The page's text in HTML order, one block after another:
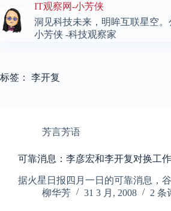
至
内
IT观察网-小芳侠
洞见科技未来，明眸互联星空。
小芳侠 -科技观察家
标签： 李开复
芳言芳语
可靠消息：李彦宏和李开复对换工
据火星日报四月一日的可靠消息，
柳华芳
31 3 月, 2008 2 条